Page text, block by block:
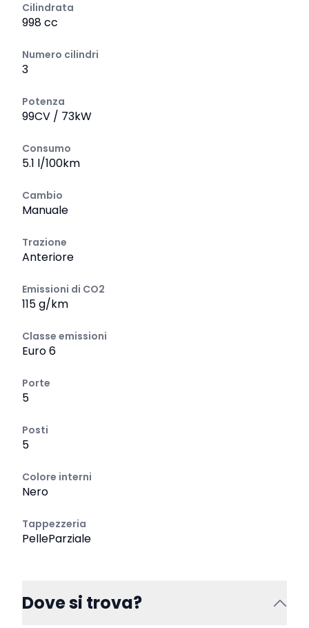
Cilindrata
998 cc
Numero cilindri
3
Potenza
99CV / 73kW
Consumo
5.1 l/100km
Cambio
Manuale
Trazione
Anteriore
Emissioni di CO2
115 g/km
Classe emissioni
Euro 6
Porte
5
Posti
5
Colore interni
Nero
Tappezzeria
PelleParziale
Dove si trova?